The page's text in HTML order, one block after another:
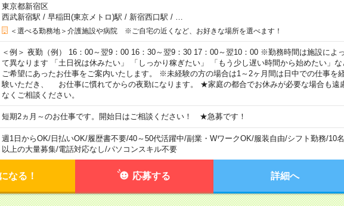
東京都新宿区
西武新宿駅 / 早稲田(東京メトロ)駅 / 新宿西口駅 /
＜選べる勤務地＞介護施設や病院 ※ご自宅の近くなど、お好きな場所を選べます！
＜例＞ 夜勤（例） 16：00～翌9：00 16：30～翌9：30 17：00～翌10：00 ※勤務時間は施設によっ
て異なります 「土日祝は休みたい」 「しっかり稼ぎたい」 「もう少し遅い時間から始めたい」な
ご希望にあったお仕事をご案内いたします。 ※未経験の方の場合は1～2ヶ月間は日中での仕事を
験いただき、 お仕事に慣れてからの夜勤になります。 ★家庭の都合でお休みが必要な場合も遠
なくご相談ください。
短期2ヵ月～のお仕事です。開始日はご相談ください！ ★急募です！
週1日からOK/日払いOK/履歴書不要/40～50代活躍中/副業・WワークOK/服装自由/シフト勤務/10名
以上の大量募集/電話対応なし/パソコンスキル不要
なる！ 応募する 詳細へ